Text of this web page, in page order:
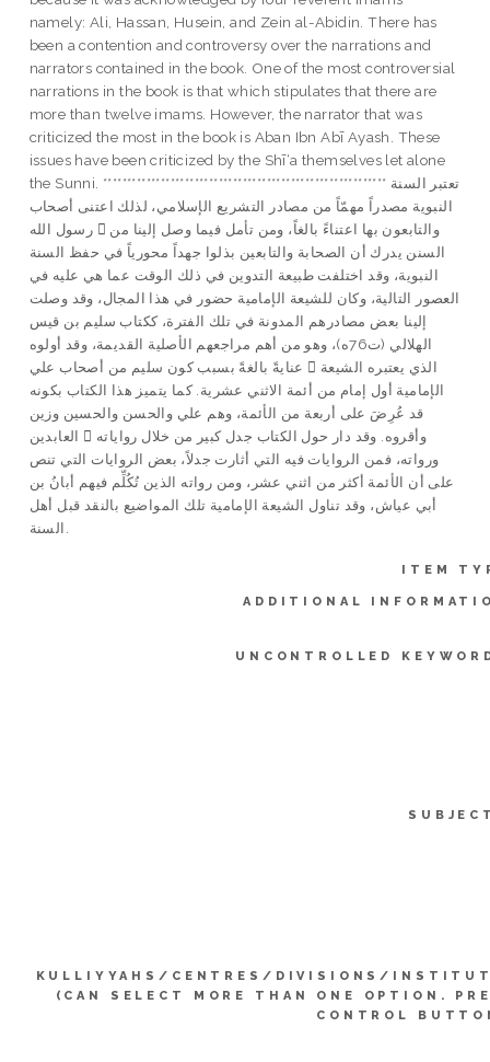
namely: Ali, Hassan, Husein, and Zein al-Abidin. There has
been a contention and controversy over the narrations and
narrators contained in the book. One of the most controversial
narrations in the book is that which stipulates that there are
more than twelve imams. However, the narrator that was
criticized the most in the book is Aban Ibn Abī Ayash. These
issues have been criticized by the Shī‘a themselves let alone
the Sunni. *********************************************************** تعتبر السنة
النبوية مصدراً مهمّاً من مصادر التشريع الإسلامي، لذلك اعتنى أصحاب
رسول الله  والتابعون بها اعتناءً بالغاً، ومن تأمل فيما وصل إلينا من
السنن يدرك أن الصحابة والتابعين بذلوا جهداً محورياً في حفظ السنة
النبوية، وقد اختلفت طبيعة التدوين في ذلك الوقت عما هي عليه في
العصور التالية، وكان للشيعة الإمامية حضور في هذا المجال، وقد وصلت
إلينا بعض مصادرهم المدونة في تلك الفترة، ككتاب سليم بن قيس
الهلالي (ت76ه)، وهو من أهم مراجعهم الأصلية القديمة، وقد أولوه
عنايةً بالغةً بسبب كون سليم من أصحاب علي  الذي يعتبره الشيعة
الإمامية أول إمام من أئمة الاثني عشرية. كما يتميز هذا الكتاب بكونه
قد عُرِضَ على أربعة من الأئمة، وهم علي والحسن والحسين وزين
العابدين  وأقروه. وقد دار حول الكتاب جدل كبير من خلال رواياته
ورواته، فمن الروايات فيه التي أثارت جدلاً، بعض الروايات التي تنص
على أن الأئمة أكثر من اثني عشر، ومن رواته الذين تُكُلِّم فيهم أبانُ بن
أبي عياش، وقد تناول الشيعة الإمامية تلك المواضيع بالنقد قبل أهل
ITEM
ADDITIONAL
UNCONTROLLED
KULLIYYAHS/CENTRES/DIVISIONS/
(CAN SELECT MORE THAN ONE OPTION.
CONTROL